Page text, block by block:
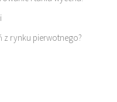
z rynku pierwotnego?